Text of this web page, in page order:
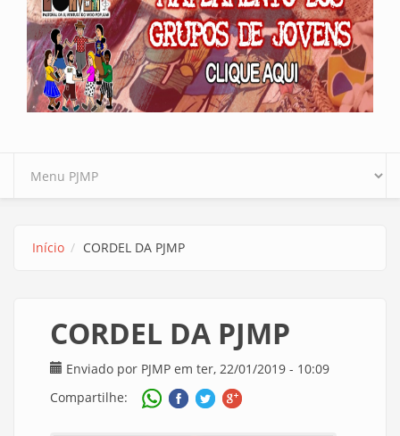
Início CORDEL DA PJMP
CORDEL DA PJMP
Enviado por PJMP em ter, 22/01/2019 - 10:09
Compartilhe: